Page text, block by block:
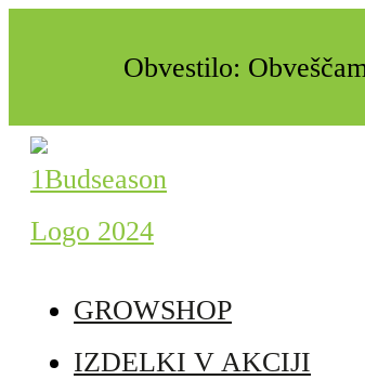
Obvestilo:
GROWSHOP
IZDELKI V AKCIJI